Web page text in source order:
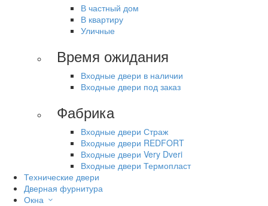
В частный дом
В квартиру
Уличные
Время ожидания
Входные двери в наличии
Входные двери под заказ
Фабрика
Входные двери Страж
Входные двери REDFORT
Входные двери Very Dveri
Входные двери Термопласт
Технические двери
Дверная фурнитура
Окна